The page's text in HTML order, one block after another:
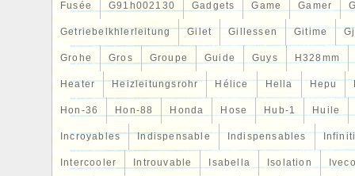
Fusée G91h002130 Gadgets Game Gamer
Getriebelkhlerleitung Gilet Gillessen Gitime
Grohe Gros Groupe Guide Guys H328mm
Heater Heizleitungsrohr Hélice Hella Hepu
Hon-36 Hon-88 Honda Hose Hub-1 Huile
Incroyables Indispensable Indispensables
Intercooler Introuvable Isabella Isolation